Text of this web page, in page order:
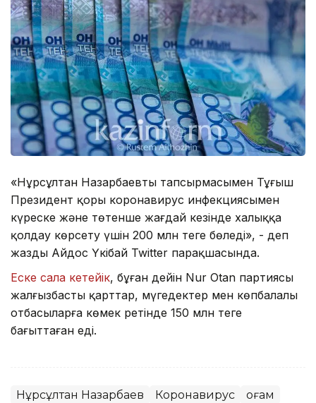
«Нұрсұлтан Назарбаевтың тапсырмасымен Тұңғыш
Президент қоры коронавирус инфекциясымен
күреске және төтенше жағдай кезінде халыққа
қолдау көрсету үшін 200 млн теңге бөледі», - деп
жазды Айдос Үкібай Twitter парақшасында.
Еске сала кетейік, бұған дейін Nur Otan партиясы
жалғызбасты қарттар, мүгедектер мен көпбалалы
отбасыларға көмек ретінде 150 млн теңге
бағыттаған еді.
Нұрсұлтан Назарбаев Коронавирус Қоғам